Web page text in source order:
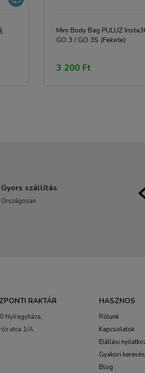
Mini Body Bag PULUZ
GO 3 / GO 3S (Fekete)
3 200 Ft
Gyors szállítás
Országosan
RAKTÁR
Nyíregyháza,
utca 1/A.
HASZNOS
Rólunk
Kapcsolatok
Elállási
Gyakori
Blog